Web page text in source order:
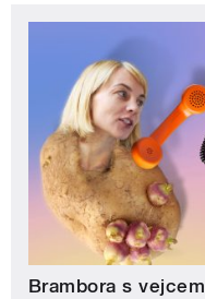
Brambora s vejcem